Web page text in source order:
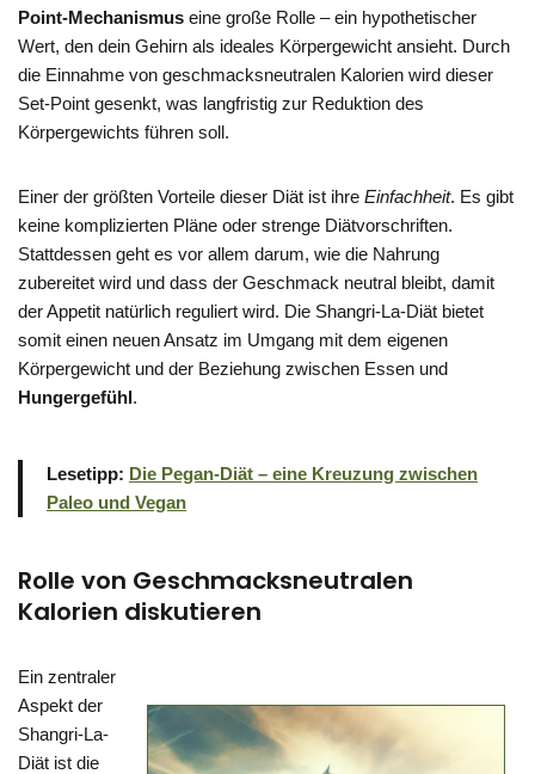
Point-Mechanismus eine große Rolle – ein hypothetischer
Wert, den dein Gehirn als ideales Körpergewicht ansieht. Durch
die Einnahme von geschmacksneutralen Kalorien wird dieser
Set-Point gesenkt, was langfristig zur Reduktion des
Körpergewichts führen soll.
Einer der größten Vorteile dieser Diät ist ihre Einfachheit. Es gibt
keine komplizierten Pläne oder strenge Diätvorschriften.
Stattdessen geht es vor allem darum, wie die Nahrung
zubereitet wird und dass der Geschmack neutral bleibt, damit
der Appetit natürlich reguliert wird. Die Shangri-La-Diät bietet
somit einen neuen Ansatz im Umgang mit dem eigenen
Körpergewicht und der Beziehung zwischen Essen und
Hungergefühl.
Lesetipp: Die Pegan-Diät – eine Kreuzung zwischen
Paleo und Vegan
Rolle von Geschmacksneutralen
Kalorien diskutieren
Ein zentraler
Aspekt der
Shangri-La-
Diät ist die